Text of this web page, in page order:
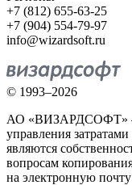
+7 (812) 655-63-25
+7 (904) 554-79-97
info@wizardsoft.ru
© 1993–2026
АО «ВИЗАРДСОФТ» —
управления
являются
вопросам
на электронную